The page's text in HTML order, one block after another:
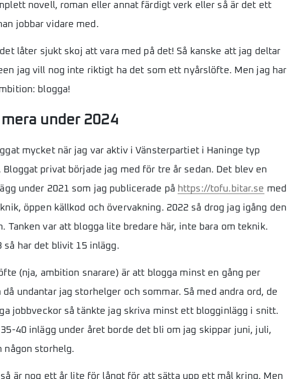
novell, roman eller annat färdigt verk eller så är det ett
jobbar vidare med.
låter sjukt skoj att vara med på det! Så kanske att jag deltar
jag vill nog inte riktigt ha det som ett nyårslöfte. Men jag har
blogga!
mera under 2024
mycket när jag var aktiv i Vänsterpartiet i Haninge typ
Bloggat privat började jag med för tre år sedan. Det blev en
under 2021 som jag publicerade på https://tofu.bitar.se med
öppen källkod och övervakning. 2022 så drog jag igång den
Tanken var att blogga lite bredare här, inte bara om teknik.
så har det blivit 15 inlägg.
(nja, ambition snarare) är att blogga minst en gång per
då undantar jag storhelger och sommar. Så med andra ord, de
jobbveckor så tänkte jag skriva minst ett blogginlägg i snitt.
40 inlägg under året borde det bli om jag skippar juni, juli,
någon storhelg.
är nog ett år lite för långt för att sätta upp ett mål kring. Men